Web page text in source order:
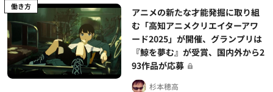
働き方
アニメの新たな才能発掘に取り組
む「高知アニメクリエイターアワ
ード2025」が開催、グランプリは
『鯨を夢む』が受賞、国内外から2
93作品が応募
杉本穂高